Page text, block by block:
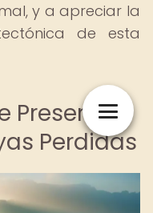
y a apreciar la
de esta
Preservar
Perdidas